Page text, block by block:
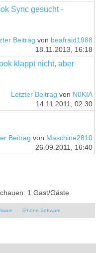
Sync gesucht -
Beitrag von beafraid1988
18.11.2013, 16:18
klappt nicht, aber
Letzter Beitrag von N0KIA
14.11.2011, 02:30
Beitrag von Maschine2810
26.09.2011, 16:40
1 Gast/Gäste
iPhone Software